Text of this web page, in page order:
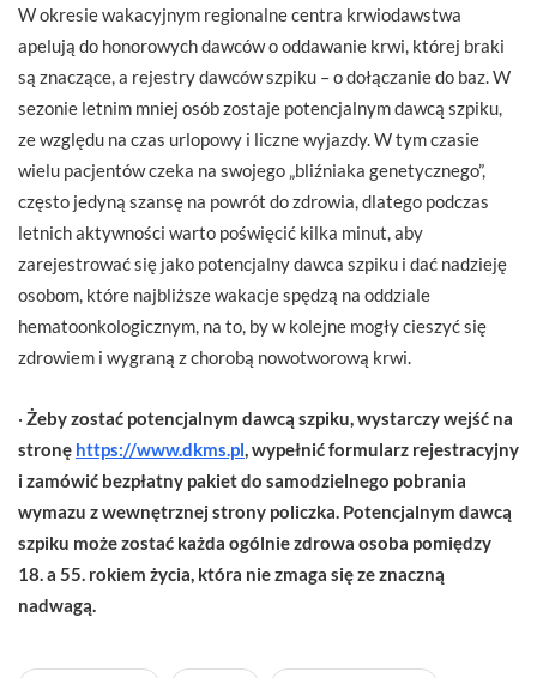
W okresie wakacyjnym regionalne centra krwiodawstwa
apelują do honorowych dawców o oddawanie krwi, której braki
są znaczące, a rejestry dawców szpiku – o dołączanie do baz. W
sezonie letnim mniej osób zostaje potencjalnym dawcą szpiku,
ze względu na czas urlopowy i liczne wyjazdy. W tym czasie
wielu pacjentów czeka na swojego „bliźniaka genetycznego”,
często jedyną szansę na powrót do zdrowia, dlatego podczas
letnich aktywności warto poświęcić kilka minut, aby
zarejestrować się jako potencjalny dawca szpiku i dać nadzieję
osobom, które najbliższe wakacje spędzą na oddziale
hematoonkologicznym, na to, by w kolejne mogły cieszyć się
zdrowiem i wygraną z chorobą nowotworową krwi.
· Żeby zostać potencjalnym dawcą szpiku, wystarczy wejść na
stronę https://www.dkms.pl , wypełnić formularz rejestracyjny
i zamówić bezpłatny pakiet do samodzielnego pobrania
wymazu z wewnętrznej strony policzka. Potencjalnym dawcą
szpiku może zostać każda ogólnie zdrowa osoba pomiędzy
18. a 55. rokiem życia, która nie zmaga się ze znaczną
nadwagą.